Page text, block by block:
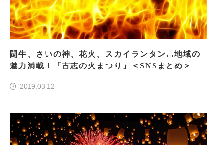
闘牛、さいの神、花火、スカイランタン…地域の
魅力満載！「古志の火まつり」＜SNSまとめ＞
2019.03.12